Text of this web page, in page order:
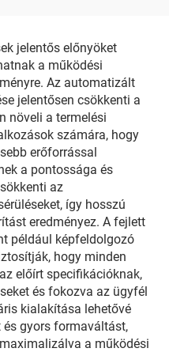
jelentős előnyöket
a működési
Az automatizált
jelentősen csökkenti a
növeli a termelési
számára, hogy
erőforrással
a pontossága és
az
így hosszú
eredményez. A fejlett
például képfeldolgozó
hogy minden
előírt specifikációknak,
és fokozva az ügyfél
kialakítása lehetővé
gyors formaváltást,
a működési